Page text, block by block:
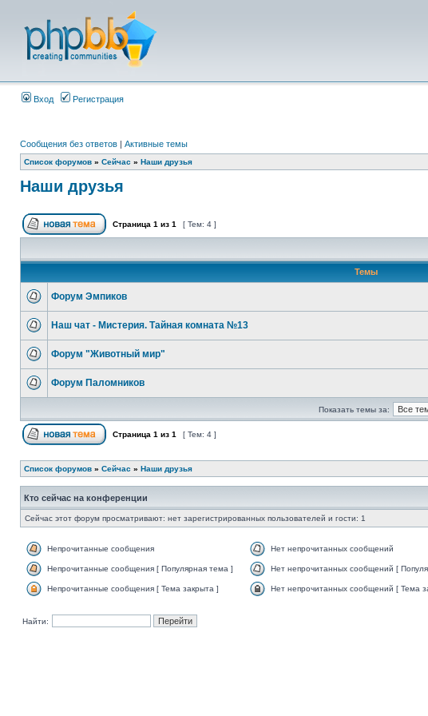
Вход Регистрация
Сообщения без ответов | Активные темы
Список форумов » Сейчас » Наши друзья
Наши друзья
Страница 1 из 1 [ Тем: 4 ]
Темы
Форум Эмпиков
Наш чат - Мистерия. Тайная комната №13
Форум "Животный мир"
Форум Паломников
Показать темы за:
Страница 1 из 1 [ Тем: 4 ]
Список форумов » Сейчас » Наши друзья
Кто сейчас на конференции
Сейчас этот форум просматривают: нет зарегистрированных пользователей и гости: 1
Непрочитанные сообщения Нет непрочитанных сообщений
Непрочитанные сообщения [ Популярная тема ] Нет непрочитанных сообщений [
Непрочитанные сообщения [ Тема закрыта ] Нет непрочитанных сообщений [ Тема
Найти: